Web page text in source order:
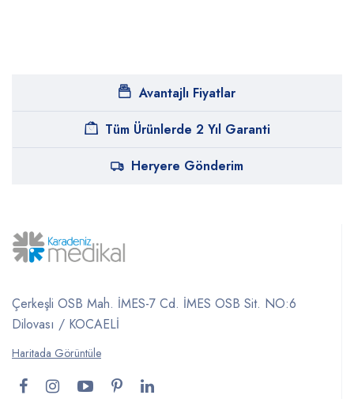
Avantajlı Fiyatlar
Tüm Ürünlerde 2 Yıl Garanti
Heryere Gönderim
Çerkeşli OSB Mah. İMES-7 Cd. İMES OSB Sit. NO:6
Dilovası / KOCAELİ
Haritada Görüntüle